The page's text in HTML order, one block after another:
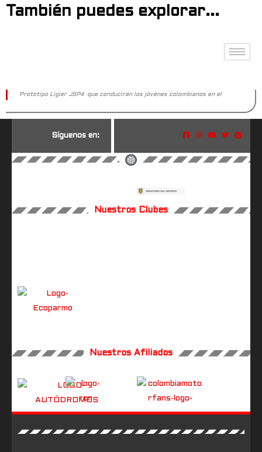
También puedes explorar...
Prototipo Ligier JSP4 que conducirán los jóvenes colombianos en el
Síguenos en:
Nuestros Clubes
Nuestros Afiliados